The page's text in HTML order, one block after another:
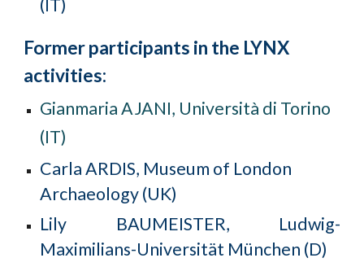
(IT)
Former participants in the LYNX
activities:
Gianmaria AJANI, Università di Torino
(IT)
CarlaARDIS, Museum of London
Archaeology(UK)
Lily BAUMEISTER, Ludwig-
Maximilians-Universität München (D)